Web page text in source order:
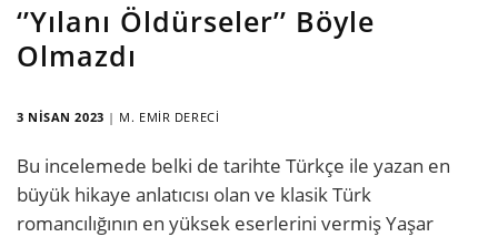
‘’Yılanı Öldürseler’’ Böyle
Olmazdı
3 NISAN 2023 | M. EMIR DERECI
Bu incelemede belki de tarihte Türkçe ile yazan en
büyük hikaye anlatıcısı olan ve klasik Türk
romancılığının en yüksek eserlerini vermiş Yaşar